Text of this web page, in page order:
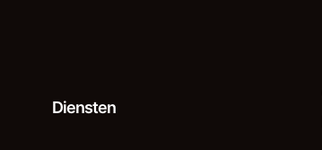
Diensten